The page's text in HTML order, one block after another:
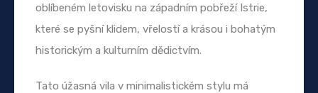
oblíbeném letovisku na západním pobřeží Istrie,
které se pyšní klidem, vřelostí a krásou i bohatým
historickým a kulturním dědictvím.
Tato úžasná vila v minimalistickém stylu má